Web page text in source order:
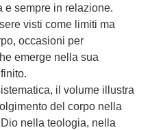
e sempre in relazione.
visti come limiti ma
occasioni per
emerge nella sua
il volume illustra
del corpo nella
nella teologia, nella